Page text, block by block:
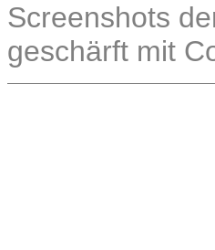
Screenshots
geschärft mit